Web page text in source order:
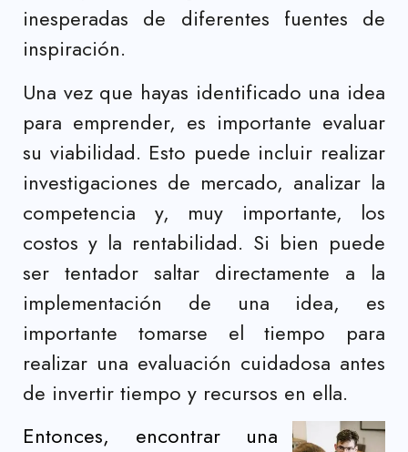
inesperadas de diferentes fuentes de
inspiración.
Una vez que hayas identificado una idea
para emprender, es importante evaluar
su viabilidad. Esto puede incluir realizar
investigaciones de mercado, analizar la
competencia y, muy importante, los
costos y la rentabilidad. Si bien puede
ser tentador saltar directamente a la
implementación de una idea, es
importante tomarse el tiempo para
realizar una evaluación cuidadosa antes
de invertir tiempo y recursos en ella.
Entonces, encontrar una